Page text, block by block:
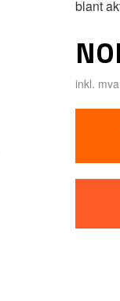
blant
inkl.